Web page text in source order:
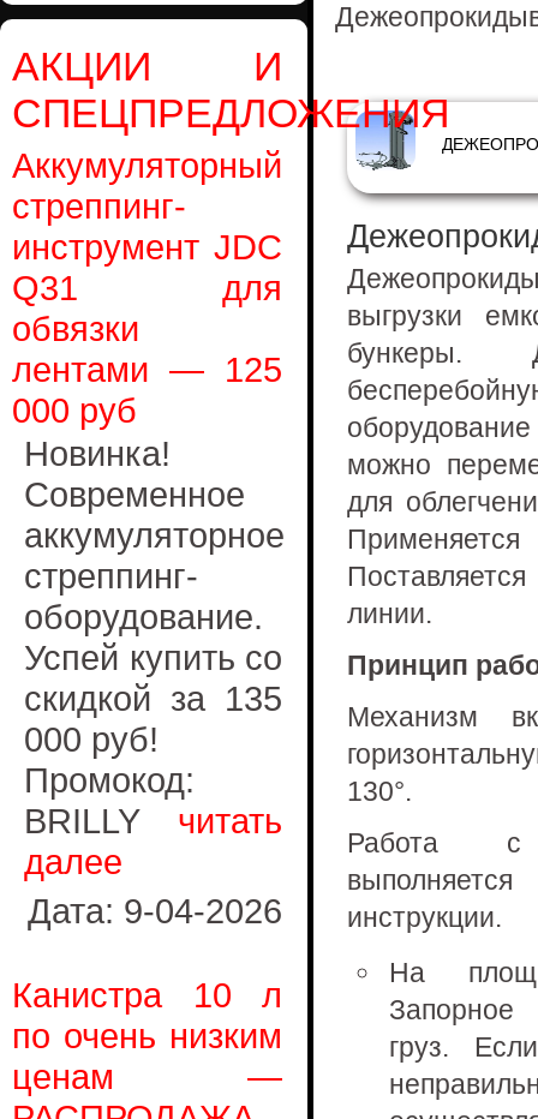
АКЦИИ И
СПЕЦПРЕДЛОЖЕНИЯ
Аккумуляторный
стреппинг-
инструмент JDC
Q31 для
обвязки
лентами — 125
000 руб
Новинка!
Современное
аккумуляторное
стреппинг-
оборудование.
Успей купить со
скидкой за 135
000 руб!
Промокод:
BRILLY читать
далее
Дата: 9-04-2026
Канистра 10 л
по очень низким
ценам —
выгрузки
бункеры.
можно
для
линии.
Принцип
Механизм
130°.
Работа с
инструкции.
На
Запорное
груз.